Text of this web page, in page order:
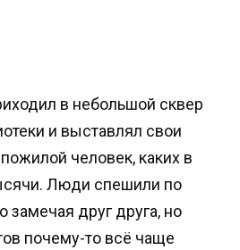
в небольшой сквер
и выставлял свои
человек, каких в
Люди спешили по
друг друга, но
почему-то всё чаще